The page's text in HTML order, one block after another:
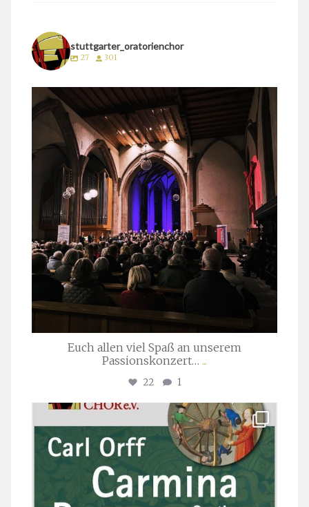
stuttgarter_oratorienchor
27 301
stuttgarter_oratorienchor
März 24
Euch allen viel Spaß an unserem
Passionskonzert… ...
22 1
stuttgarter_oratorienchor
Juli 22